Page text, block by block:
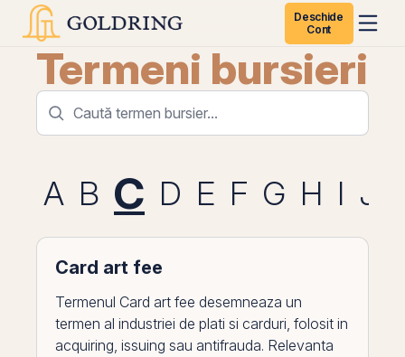
Deschide
Cont
Termeni bursieri
A B C D E F G H I J
Card art fee
Termenul Card art fee desemneaza un
termen al industriei de plati si carduri, folosit in
acquiring, issuing sau antifrauda. Relevanta